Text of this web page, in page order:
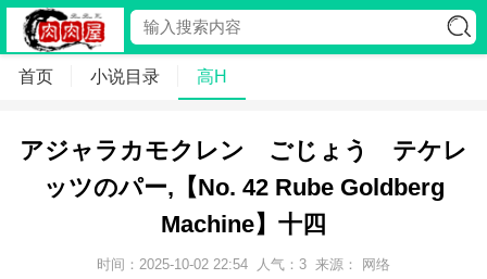
首页 小说目录 高H
アジャラカモクレン ごじょう テケレ
ッツのパー,【No. 42 Rube Goldberg
Machine】十四
时间：2025-10-02 22:54 人气： 3 来源： 网络